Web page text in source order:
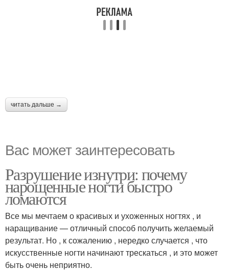
читать дальше →
Вас может заинтересовать
Разрушение изнутри: почему
нарощенные ногти быстро
ломаются
Все мы мечтаем о красивых и ухоженных ногтях , и
наращивание — отличный способ получить желаемый
результат. Но , к сожалению , нередко случается , что
искусственные ногти начинают трескаться , и это может
быть очень неприятно.